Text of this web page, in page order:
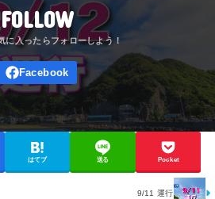
FOLLOW
はてブ 送る Pocket
9/11 運行